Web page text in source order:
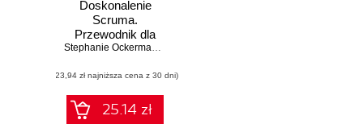
Doskonalenie
Scruma.
Przewodnik dla
praktyków. O
korzyściach i
zwinnych
zespołach
Stephanie Ockerman,
(23,94 zł najniższa cena z 30 dni)
25.14 zł